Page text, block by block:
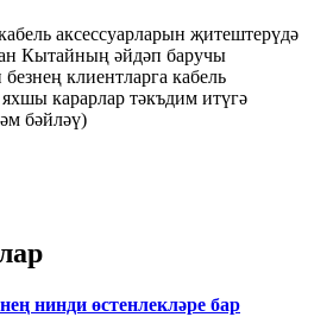
аксессуарларын җитештерүдә
Кытайның әйдәп баручы
клиентларга кабель
карарлар тәкъдим итүгә
бәйләү)
нинди өстенлекләре бар